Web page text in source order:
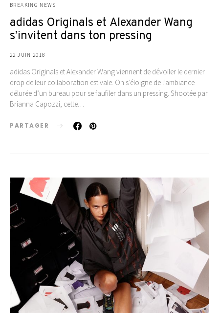
BREAKING NEWS
adidas Originals et Alexander Wang
s’invitent dans ton pressing
22 JUIN 2018
adidas Originals et Alexander Wang viennent de dévoiler le dernier
drop de leur collaboration estivale. On s’éloigne de l’ambiance
délurée d’un bureau pour se faufiler dans un pressing. Shootée par
Brianna Capozzi, cette…
PARTAGER